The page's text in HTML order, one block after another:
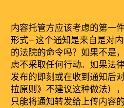
内容托管方应该考虑的第一
形式—这个通知是来自是对
的法院的命令吗？如果不是
虑不采取任何行动。如果法
发布的即刻或在收到通知后
拉原则》不建议这种做法）
只能将通知转发给上传内容